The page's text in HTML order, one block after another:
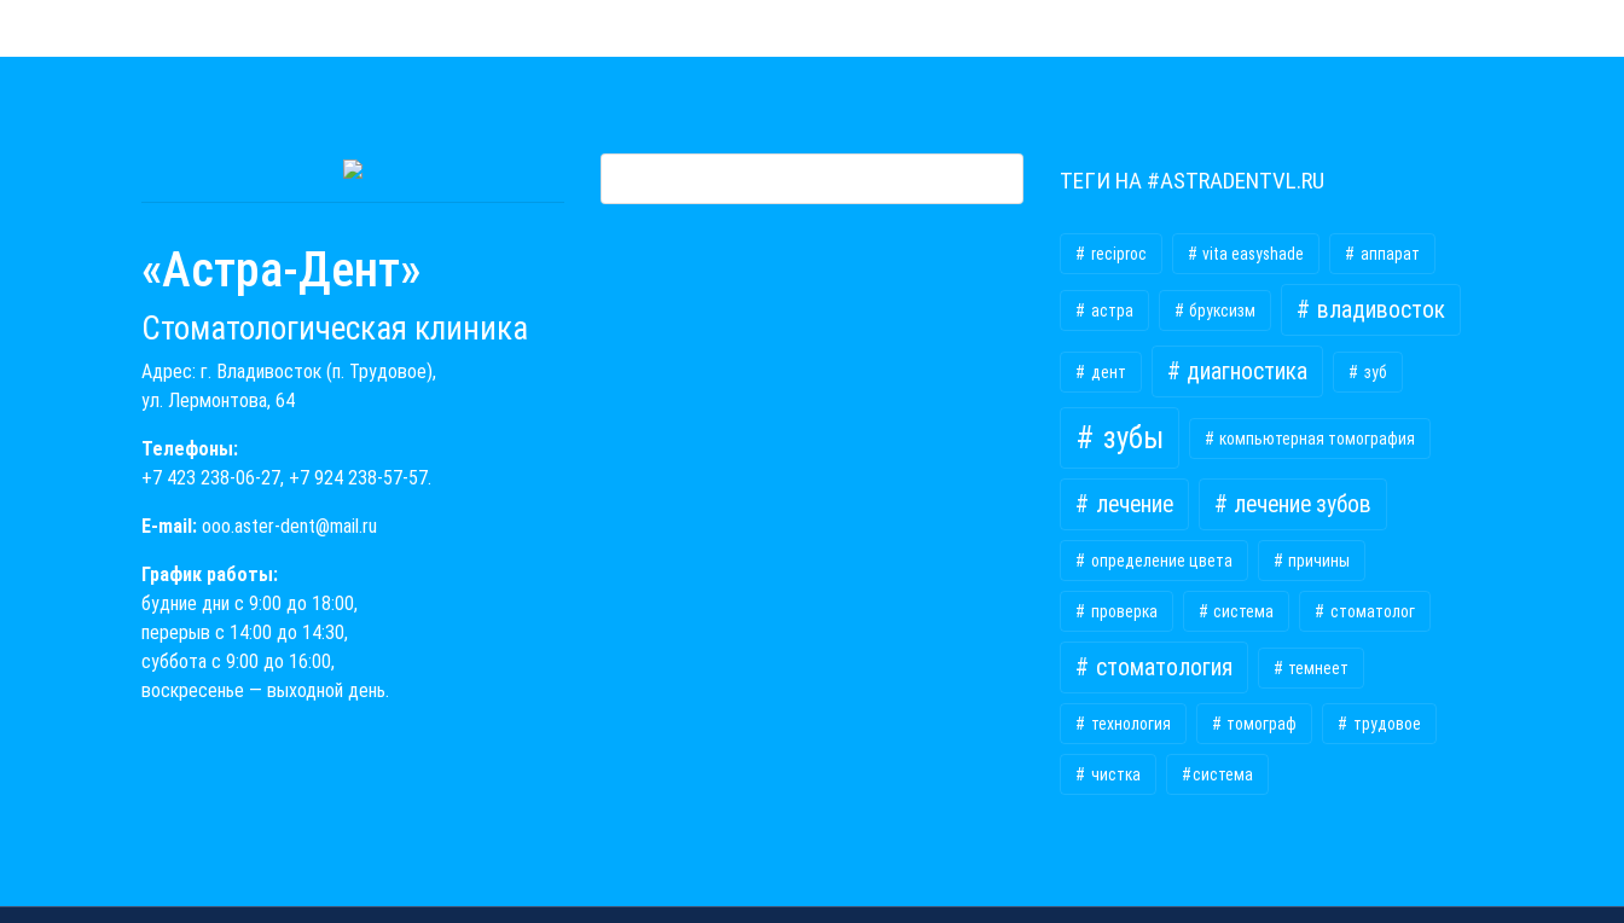
«Астра-Дент»
Стоматологическая клиника
Адрес: г. Владивосток (п. Трудовое),
ул. Лермонтова, 64
Телефоны:
+7 423 238-06-27, +7 924 238-57-57.
E-mail: ooo.aster-dent@mail.ru
График работы:
будние дни с 9:00 до 18:00,
перерыв с 14:00 до 14:30,
суббота с 9:00 до 16:00,
воскресенье — выходной день.
ТЕГИ НА #ASTRADENTVL.RU
reciproc vita easyshade аппарат
астра бруксизм владивосток
дент диагностика зуб
зубы компьютерная томография
лечение лечение зубов
определение цвета причины
проверка система стоматолог
стоматология темнеет
технология томограф трудовое
чистка ​система